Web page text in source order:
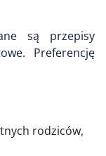
są przepisy
Preferencję
rodziców,